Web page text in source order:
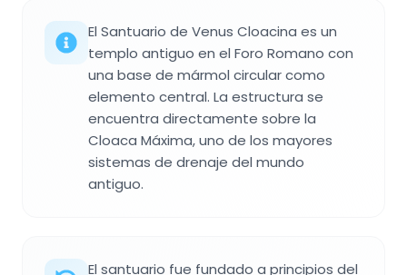
El Santuario de Venus Cloacina es un
templo antiguo en el Foro Romano con
una base de mármol circular como
elemento central. La estructura se
encuentra directamente sobre la
Cloaca Máxima, uno de los mayores
sistemas de drenaje del mundo
antiguo.
El santuario fue fundado a principios del